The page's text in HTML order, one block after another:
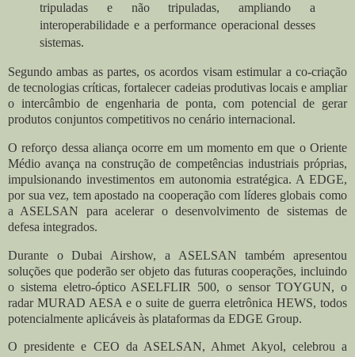
tripuladas e não tripuladas, ampliando a
interoperabilidade e a performance operacional desses
sistemas.
Segundo ambas as partes, os acordos visam estimular a co-criação
de tecnologias críticas, fortalecer cadeias produtivas locais e ampliar
o intercâmbio de engenharia de ponta, com potencial de gerar
produtos conjuntos competitivos no cenário internacional.
O reforço dessa aliança ocorre em um momento em que o Oriente
Médio avança na construção de competências industriais próprias,
impulsionando investimentos em autonomia estratégica. A EDGE,
por sua vez, tem apostado na cooperação com líderes globais como
a ASELSAN para acelerar o desenvolvimento de sistemas de
defesa integrados.
Durante o Dubai Airshow, a ASELSAN também apresentou
soluções que poderão ser objeto das futuras cooperações, incluindo
o sistema eletro-óptico ASELFLIR 500, o sensorTOYGUN, o
radar MURAD AESA e o suite de guerra eletrônica HEWS, todos
potencialmente aplicáveis às plataformas da EDGE Group.
O presidente e CEO da ASELSAN, Ahmet Akyol, celebrou a